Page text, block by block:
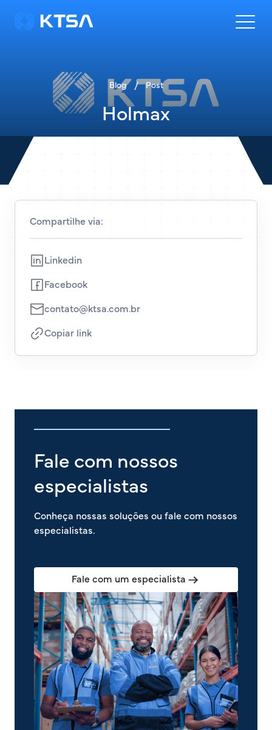
Blog / Post
Holmax
Compartilhe via:
Linkedin
Facebook
contato@ktsa.com.br
Copiar link
Fale com nossos
especialistas
Conheça nossas soluções ou fale com nossos
especialistas.
Fale com um especialista